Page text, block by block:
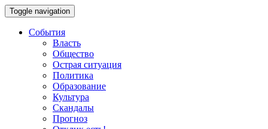
Toggle navigation
События
Власть
Общество
Острая ситуация
Политика
Образование
Культура
Скандалы
Прогноз